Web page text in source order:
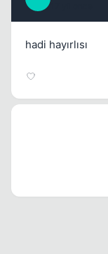
hadi hayırlısı